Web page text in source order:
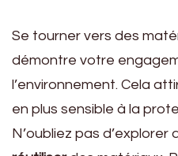
Se tourner vers des
démontre votre
l’environnement. Cela
en plus sensible à la
N’oubliez pas